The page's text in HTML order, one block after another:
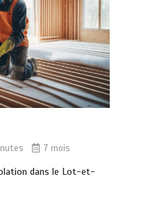
7 mois
dans le Lot-et-
: le Top 5 des